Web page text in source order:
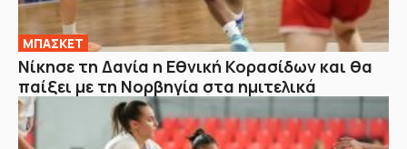
ΜΠΑΣΚΕΤ
Νίκησε τη Δανία η Εθνική Κορασίδων και θα
παίξει με τη Νορβηγία στα ημιτελικά